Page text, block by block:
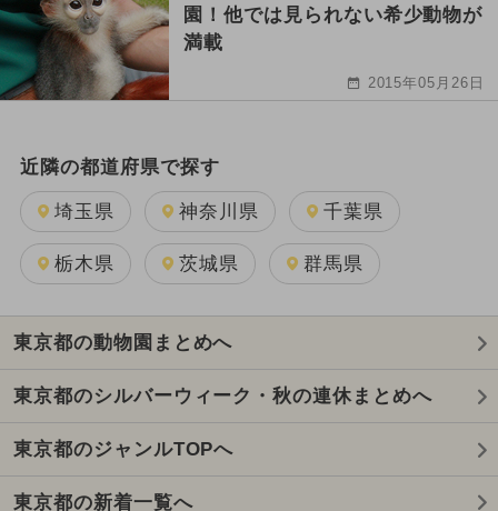
園！他では見られない希少動物が
満載
2015年05月26日
近隣の都道府県で探す
埼玉県 神奈川県 千葉県
栃木県 茨城県 群馬県
東京都の動物園まとめへ
東京都のシルバーウィーク・秋の連休まとめへ
東京都のジャンルTOPへ
東京都の新着一覧へ